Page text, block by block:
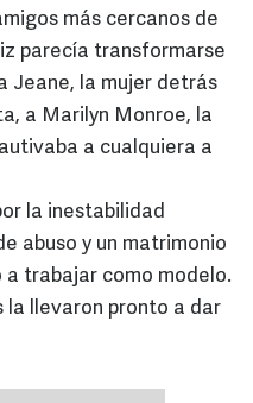
más cercanos de
parecía transformarse
Jeane, la mujer detrás
a Marilyn Monroe, la
a cualquiera a
la inestabilidad
abuso y un matrimonio
trabajar como modelo.
la llevaron pronto a dar